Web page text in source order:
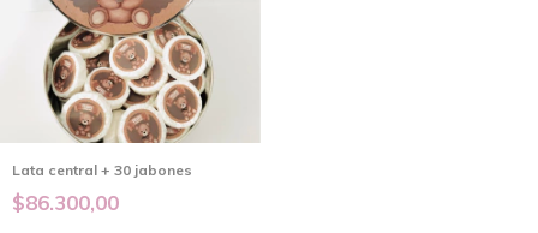
Lata central + 30 jabones
$86.300,00